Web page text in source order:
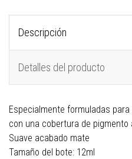
Descripción
Detalles del producto
Especialmente formuladas
con una cobertura de pigmento
Suave acabado mate
Tamaño del bote: 12ml